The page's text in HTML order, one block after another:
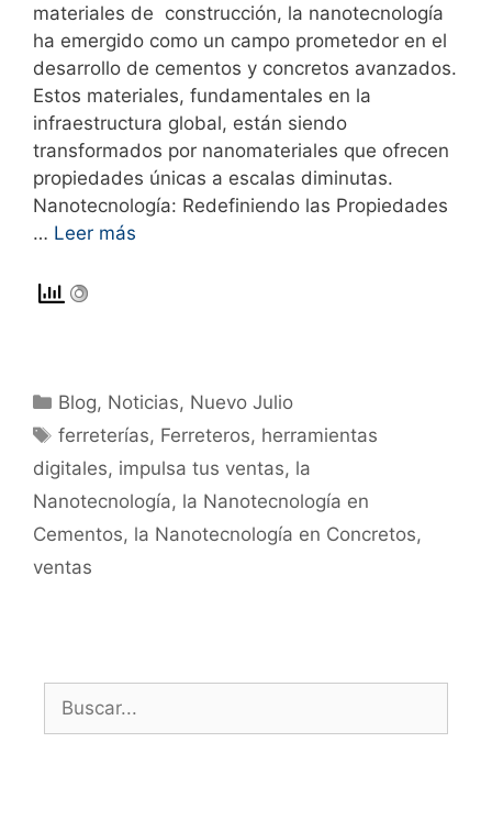
materiales de construcción, la nanotecnología
ha emergido como un campo prometedor en el
desarrollo de cementos y concretos avanzados.
Estos materiales, fundamentales en la
infraestructura global, están siendo
transformados por nanomateriales que ofrecen
propiedades únicas a escalas diminutas.
Nanotecnología: Redefiniendo las Propiedades
… Leer más
Blog, Noticias, Nuevo Julio
ferreterías, Ferreteros, herramientas
digitales, impulsa tus ventas, la
Nanotecnología, la Nanotecnología en
Cementos, la Nanotecnología en Concretos,
ventas